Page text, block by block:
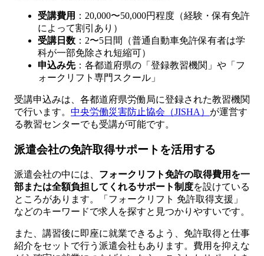
受講費用 ：20,000〜50,000円程度（経験・保有免許
によって割引あり）
受講日数 ：2〜5日間（普通自動車免許保有者は学
科が一部免除され短縮可）
申込み先：各都道府県の「登録教習機関」や「フ
ォークリフト専門スクール」
受講申込みは、各都道府県労働局に登録された教習機関
で行います。 中央労働災害防止協会（JISHA） が運営す
る教習センターでも受講が可能です。
派遣会社の免許取得サポートを活用する
派遣会社の中には、 フォークリフト免許の取得費用を一
部または全額負担してくれるサポート制度を設けている
ところがあります。「フォークリフト 免許取得支援」
などのキーワードで求人を探すと見つかりやすいです。
また、講習後に即座に就業できるよう、免許取得と仕事
紹介をセットで行う派遣会社もあります。費用を抑えな